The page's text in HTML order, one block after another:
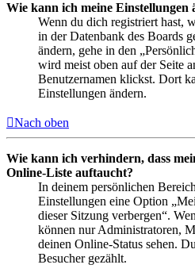
Wie kann ich meine Einstellungen
Wenn du dich registriert hast,
in der Datenbank des Boards
ändern, gehe in den
wird meist oben auf der Seite
Benutzernamen klickst. Dort
Einstellungen ändern.
Nach oben
Wie kann ich verhindern, dass
Online-Liste auftaucht?
In deinem persönlichen
Einstellungen eine Option
dieser Sitzung verbergen“.
können nur Administratoren,
deinen Online-Status sehen.
Besucher gezählt.